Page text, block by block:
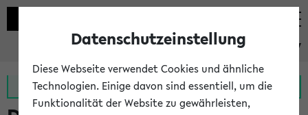
eKVV
Zur MeineUni App Zum MeineUni Portal
Datenschutzeinstellung
Diese Webseite verwendet Cookies und ähnliche
Technologien. Einige davon sind essentiell, um die
Funktionalität der Website zu gewährleisten,